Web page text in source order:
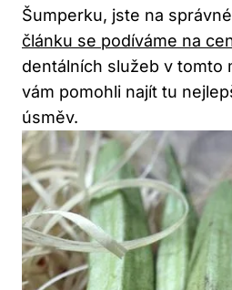
Šumperku, jste na
článku se podíváme na
dentálních služeb v tomto
vám pomohli najít tu
úsměv.